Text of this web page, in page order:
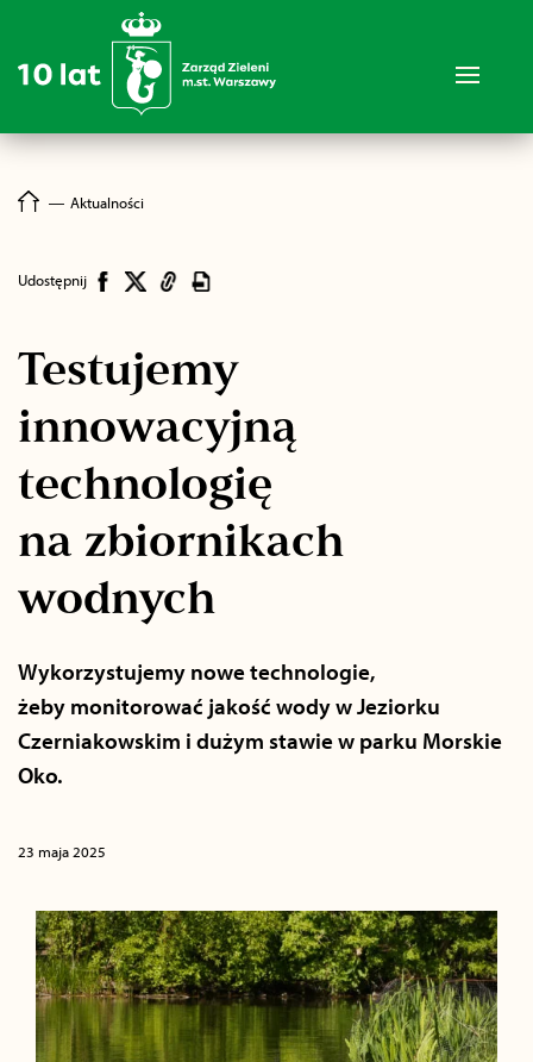
― Aktualności
Udostępnij
Testujemy
innowacyjną
technologię
na zbiornikach
wodnych
Wykorzystujemy nowe technologie,
żeby monitorować jakość wody w Jeziorku
Czerniakowskim i dużym stawie w parku Morskie
Oko.
23 maja 2025